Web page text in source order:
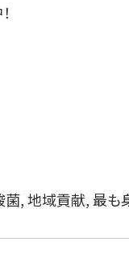
菌,地域貢献,最も